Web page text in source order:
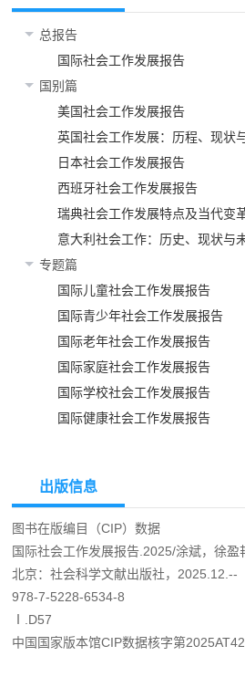
总报告
国际社会工作发展报告
国别篇
美国社会工作发展报告
英国社会工作发展：历程、现状
日本社会工作发展报告
西班牙社会工作发展报告
瑞典社会工作发展特点及当代变
意大利社会工作：历史、现状与
专题篇
国际儿童社会工作发展报告
国际青少年社会工作发展报告
国际老年社会工作发展报告
国际家庭社会工作发展报告
国际学校社会工作发展报告
国际健康社会工作发展报告
出版信息
图书在版编目（CIP）数据
国际社会工作发展报告.2025/涂斌，徐
北京：社会科学文献出版社，2025.12.--
978-7-5228-6534-8
Ⅰ.D57
中国国家版本馆CIP数据核字第